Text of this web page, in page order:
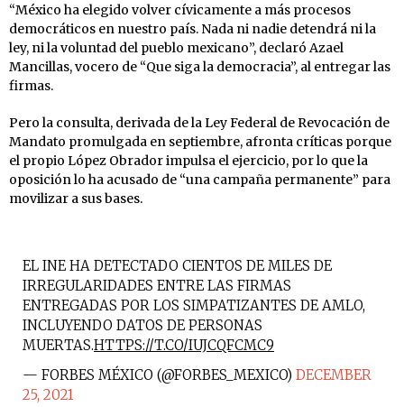
“México ha elegido volver cívicamente a más procesos
democráticos en nuestro país. Nada ni nadie detendrá ni la
ley, ni la voluntad del pueblo mexicano”, declaró Azael
Mancillas, vocero de “Que siga la democracia”, al entregar las
firmas.
Pero la consulta, derivada de la Ley Federal de Revocación de
Mandato promulgada en septiembre, afronta críticas porque
el propio López Obrador impulsa el ejercicio, por lo que la
oposición lo ha acusado de “una campaña permanente” para
movilizar a sus bases.
EL INE HA DETECTADO CIENTOS DE MILES DE
IRREGULARIDADES ENTRE LAS FIRMAS
ENTREGADAS POR LOS SIMPATIZANTES DE AMLO,
INCLUYENDO DATOS DE PERSONAS
MUERTAS.HTTPS://T.CO/IUJCQFCMC9
— FORBES MÉXICO (@FORBES_MEXICO) DECEMBER
25, 2021